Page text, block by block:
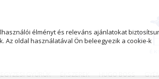
GYŰRŰK ÉKSZEREK HUGO BOSS
élményt és releváns ajánlatokat
Az oldal használatával Ön beleegyezik a cookie-k